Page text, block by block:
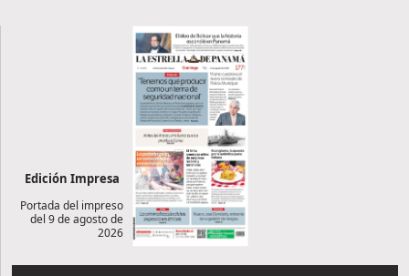
Edición Impresa
Portada del impreso
del 9 de agosto de
2026